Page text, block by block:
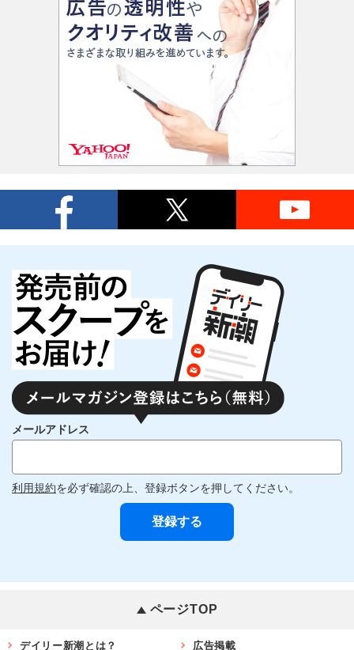
メールアドレス
利用規約を必ず確認の上、登録ボタンを押してください。
ページTOP
デイリー新潮とは？ 広告掲載